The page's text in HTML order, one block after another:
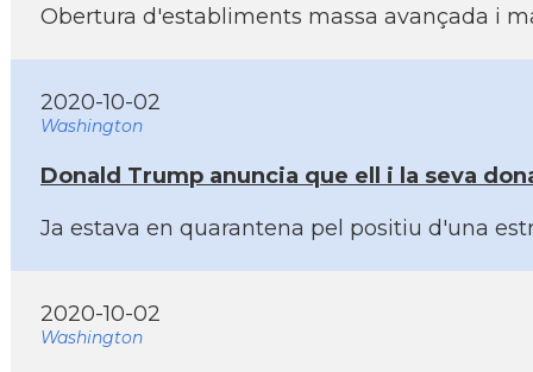
Obertura d'establiments massa avançada i
2020-10-02
Washington
Donald Trump anuncia que ell i la seva
Ja estava en quarantena pel positiu d'una
2020-10-02
Washington